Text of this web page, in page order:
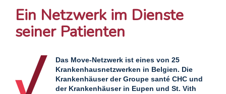
Ein Netzwerk im Dienste
seiner Patienten
Das Move-Netzwerk ist eines von 25
Krankenhausnetzwerken in Belgien. Die
Krankenhäuser der Groupe santé CHC und
der Krankenhäuser in Eupen und St. Vith